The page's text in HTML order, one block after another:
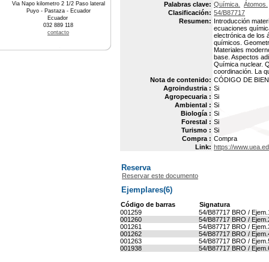
Palabras clave: Química.
Átomos.
Clasificación: 54/B87717
Resumen: Introducción
ecuaciones
electrónica de los
químicos.
Materiales
base. Aspectos
Química nuclear.
coordinación. La
Nota de contenido: CÓDIGO DE
Agroindustria : Si
Agropecuaria : Si
Ambiental : Si
Biología : Si
Forestal : Si
Turismo : Si
Compra : Compra
Link: https://
Reserva
Reservar este documento
Ejemplares(6)
Código de barras
Signatura
001259
54/B87717 BRO /
001260
54/B87717 BRO /
001261
54/B87717 BRO /
001262
54/B87717 BRO /
001263
54/B87717 BRO /
001938
54/B87717 BRO /
Via Napo kilometro 2 1/2 Paso lateral
Puyo - Pastaza - Ecuador
Ecuador
032 889 118
contacto